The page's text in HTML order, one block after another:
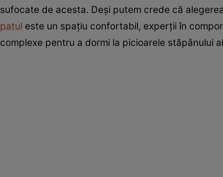
sufocate de acesta. Deși putem crede că
patul este un spațiu confortabil, experții în
complexe pentru a dormi la picioarele stăpânului